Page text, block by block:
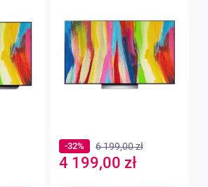
Special
Price
4 199,00 zł
-32% 6 199,00 zł